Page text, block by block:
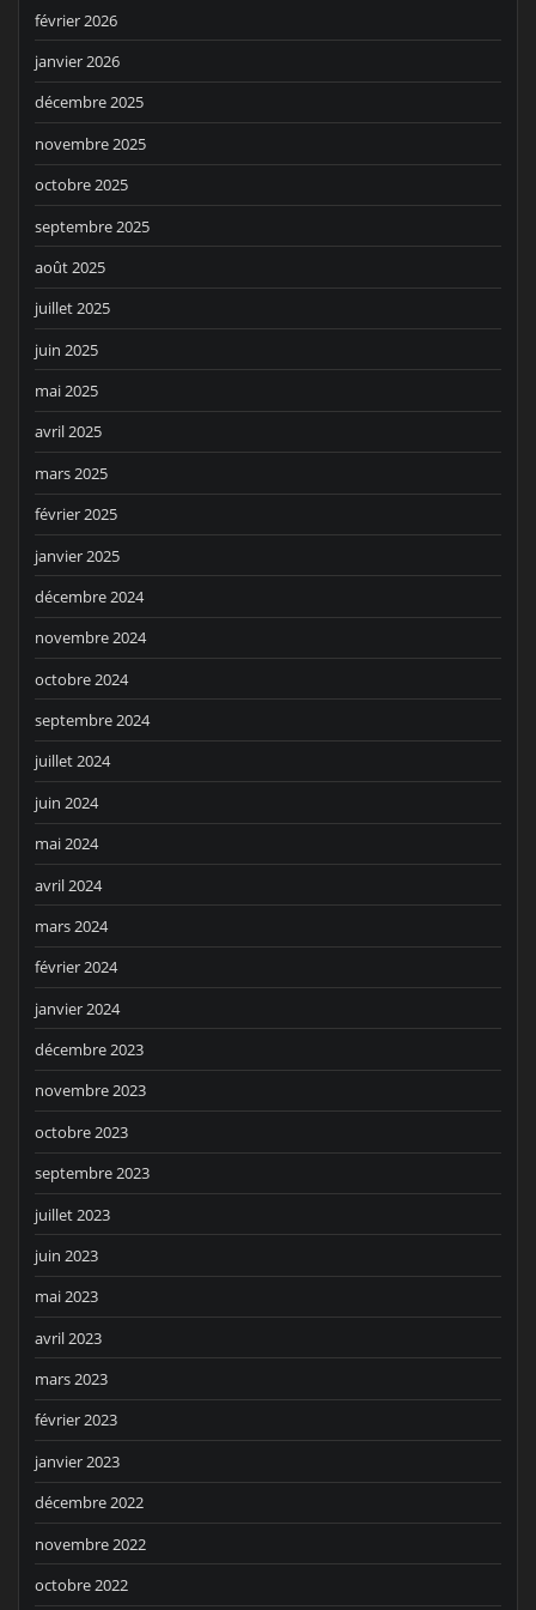
février 2026
janvier 2026
décembre 2025
novembre 2025
octobre 2025
septembre 2025
août 2025
juillet 2025
juin 2025
mai 2025
avril 2025
mars 2025
février 2025
janvier 2025
décembre 2024
novembre 2024
octobre 2024
septembre 2024
juillet 2024
juin 2024
mai 2024
avril 2024
mars 2024
février 2024
janvier 2024
décembre 2023
novembre 2023
octobre 2023
septembre 2023
juillet 2023
juin 2023
mai 2023
avril 2023
mars 2023
février 2023
janvier 2023
décembre 2022
novembre 2022
octobre 2022